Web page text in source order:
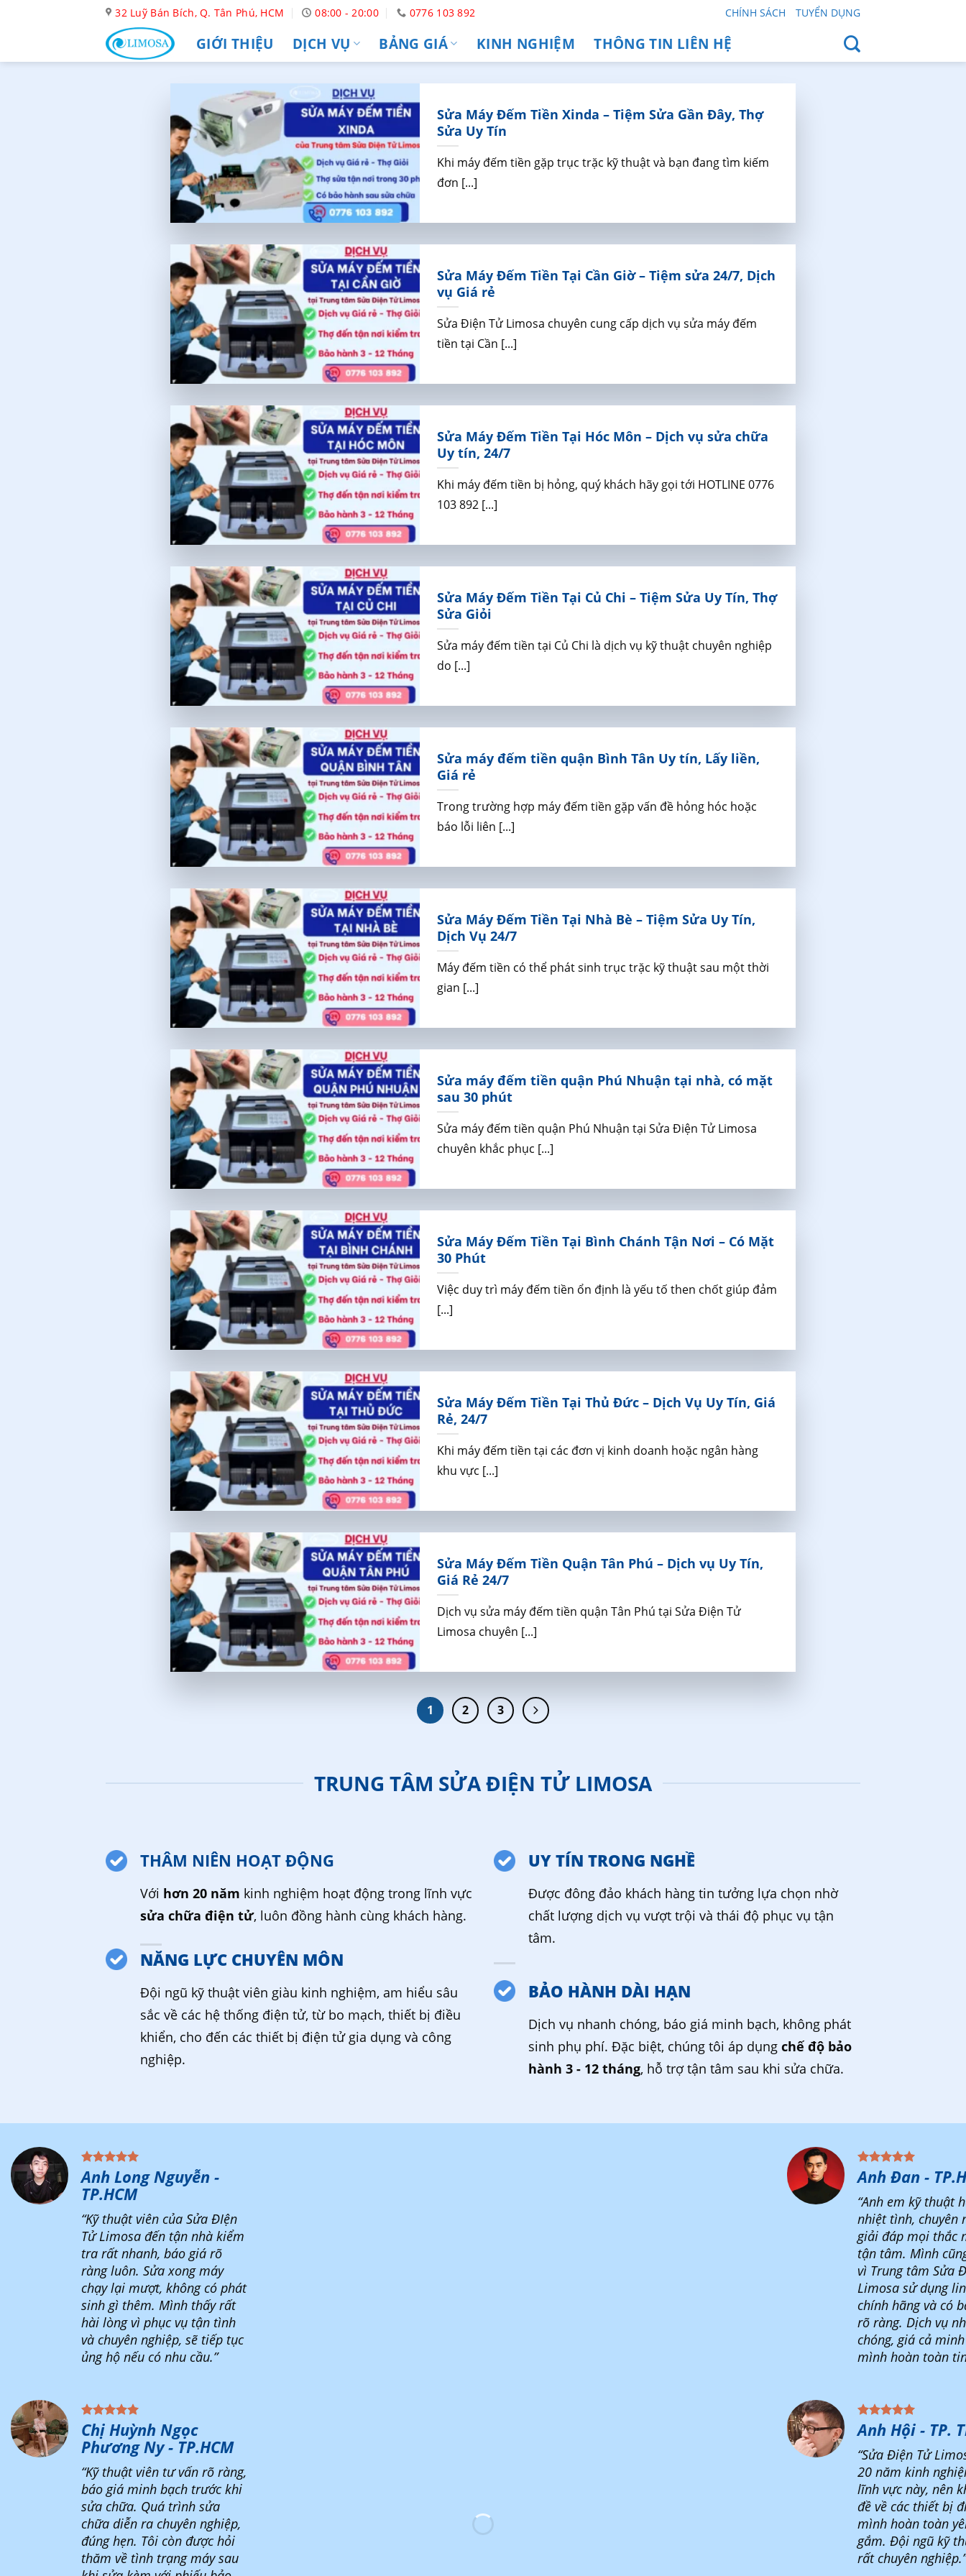
32 Luỹ Bán Bích, Q. Tân Phú, HCM 08:00 - 20:00 0776 103 892 CHÍNH SÁCH TUYỂN DỤNG
GIỚI THIỆU DỊCH VỤ BẢNG GIÁ KINH NGHIỆM THÔNG TIN LIÊN HỆ
Sửa Máy Đếm Tiền Xinda – Tiệm Sửa Gần Đây, Thợ
Sửa Uy Tín
Khi máy đếm tiền gặp trục trặc kỹ thuật và bạn đang tìm kiếm
đơn [...]
Sửa Máy Đếm Tiền Tại Cần Giờ – Tiệm sửa 24/7, Dịch
vụ Giá rẻ
Sửa Điện Tử Limosa chuyên cung cấp dịch vụ sửa máy đếm
tiền tại Cần [...]
Sửa Máy Đếm Tiền Tại Hóc Môn – Dịch vụ sửa chữa
Uy tín, 24/7
Khi máy đếm tiền bị hỏng, quý khách hãy gọi tới HOTLINE 0776
103 892 [...]
Sửa Máy Đếm Tiền Tại Củ Chi – Tiệm Sửa Uy Tín, Thợ
Sửa Giỏi
Sửa máy đếm tiền tại Củ Chi là dịch vụ kỹ thuật chuyên nghiệp
do [...]
Sửa máy đếm tiền quận Bình Tân Uy tín, Lấy liền,
Giá rẻ
Trong trường hợp máy đếm tiền gặp vấn đề hỏng hóc hoặc
báo lỗi liên [...]
Sửa Máy Đếm Tiền Tại Nhà Bè – Tiệm Sửa Uy Tín,
Dịch Vụ 24/7
Máy đếm tiền có thể phát sinh trục trặc kỹ thuật sau một thời
gian [...]
Sửa máy đếm tiền quận Phú Nhuận tại nhà, có mặt
sau 30 phút
Sửa máy đếm tiền quận Phú Nhuận tại Sửa Điện Tử Limosa
chuyên khắc phục [...]
Sửa Máy Đếm Tiền Tại Bình Chánh Tận Nơi – Có Mặt
30 Phút
Việc duy trì máy đếm tiền ổn định là yếu tố then chốt giúp đảm
[...]
Sửa Máy Đếm Tiền Tại Thủ Đức – Dịch Vụ Uy Tín, Giá
Rẻ, 24/7
Khi máy đếm tiền tại các đơn vị kinh doanh hoặc ngân hàng
khu vực [...]
Sửa Máy Đếm Tiền Quận Tân Phú – Dịch vụ Uy Tín,
Giá Rẻ 24/7
Dịch vụ sửa máy đếm tiền quận Tân Phú tại Sửa Điện Tử
Limosa chuyên [...]
1 2 3
TRUNG TÂM SỬA ĐIỆN TỬ LIMOSA
THÂM NIÊN HOẠT ĐỘNG
Với hơn 20 năm kinh nghiệm hoạt động trong lĩnh vực
sửa chữa điện tử, luôn đồng hành cùng khách hàng.
NĂNG LỰC CHUYÊN MÔN
Đội ngũ kỹ thuật viên giàu kinh nghiệm, am hiểu sâu
sắc về các hệ thống điện tử, từ bo mạch, thiết bị điều
khiển, cho đến các thiết bị điện tử gia dụng và công
nghiệp.
UY TÍN TRONG NGHỀ
Được đông đảo khách hàng tin tưởng lựa chọn nhờ
chất lượng dịch vụ vượt trội và thái độ phục vụ tận
tâm.
BẢO HÀNH DÀI HẠN
Dịch vụ nhanh chóng, báo giá minh bạch, không phát
sinh phụ phí. Đặc biệt, chúng tôi áp dụng chế độ bảo
hành 3 - 12 tháng, hỗ trợ tận tâm sau khi sửa chữa.
Anh Long Nguyễn -
TP.HCM
“Kỹ thuật viên của Sửa ĐIện
Tử Limosa đến tận nhà kiểm
tra rất nhanh, báo giá rõ
ràng luôn. Sửa xong máy
chạy lại mượt, không có phát
sinh gì thêm. Mình thấy rất
hài lòng vì phục vụ tận tình
và chuyên nghiệp, sẽ tiếp tục
ủng hộ nếu có nhu cầu.”
Chị Huỳnh Ngọc
Phương Ny - TP.HCM
“Kỹ thuật viên tư vấn rõ ràng,
báo giá minh bạch trước khi
sửa chữa. Quá trình sửa
chữa diễn ra chuyên nghiệp,
đúng hẹn. Tôi còn được hỏi
thăm về tình trạng máy sau
Anh Đan -
“Anh em kỹ thuật
nhiệt tình, chuyên
giải đáp mọi thắc
tận tâm. Mình
vì Trung tâm Sửa
Limosa sử dụng
chính hãng và có
rõ ràng. Dịch vụ
chóng, giá cả
mình hoàn toàn
Anh Hội - TP.
“Sửa Điện Tử
20 năm kinh
lĩnh vực này, nên
đề về các thiết bị
mình hoàn toàn
gắm. Đội ngũ kỹ
rất chuyên nghiệp.”